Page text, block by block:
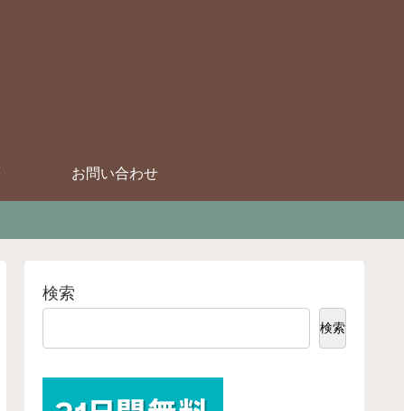
お問い合わせ
検索
検索